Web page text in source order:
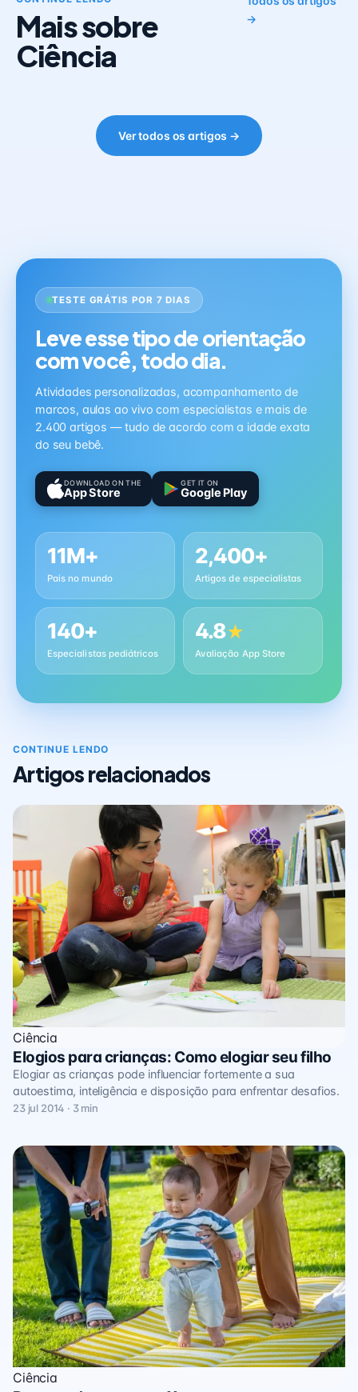
Mais sobre
Ciência
→
Ver todos os artigos →
TESTE GRÁTIS POR 7 DIAS
Leve esse tipo de orientação
com você, todo dia.
Atividades personalizadas, acompanhamento de
marcos, aulas ao vivo com especialistas e mais de
2.400 artigos — tudo de acordo com a idade exata
do seu bebê.
DOWNLOAD ON THE
App Store
GET IT ON
Google Play
11M+
Pais no mundo
2,400+
Artigos de especialistas
140+
Especialistas pediátricos
4.8★
Avaliação App Store
CONTINUE LENDO
Artigos relacionados
Ciência
Elogios para crianças: Como elogiar seu filho
Elogiar as crianças pode influenciar fortemente a sua
autoestima, inteligência e disposição para enfrentar desafios.
23 jul 2014 · 3 min
Ciência